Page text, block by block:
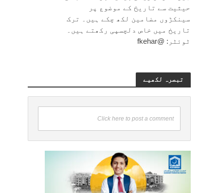
حیثیت سے تاریخ کے موضوع پر
سینکڑوں مضامین لکھ چکے ہیں۔ ترک
تاریخ میں خاص دلچسپی رکھتے ہیں۔
ٹوئٹر: @fkehar
تبصرہ لکھیے
Click here to post a comment